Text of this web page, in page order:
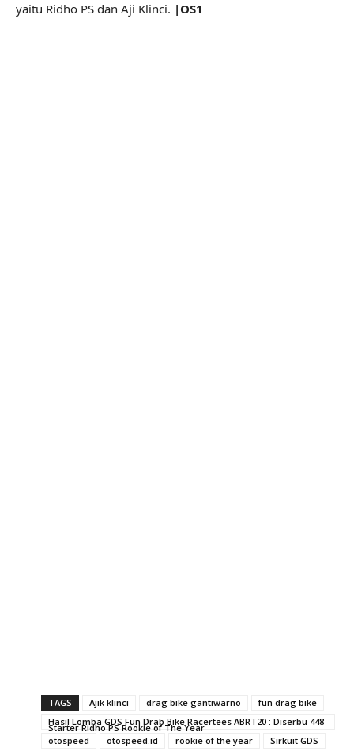
yaitu Ridho PS dan Aji Klinci. |OS1
TAGS Ajik klinci drag bike gantiwarno
fun drag bike
Hasil Lomba GDS Fun Drab Bike Racertees ABRT20 : Diserbu 448
Starter Ridho PS Rookie of The Year
otospeed
otospeed.id rookie of the year Sirkuit GDS